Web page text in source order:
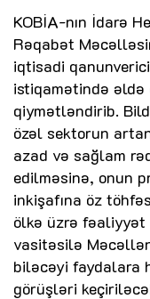
KOBİA-nın İdarə
Rəqabət
iqtisadi
istiqamətində
qiymətləndirib.
özəl sektorun
azad və sağlam
edilməsinə, onun
inkişafına öz
ölkə üzrə fəaliyyət
vasitəsilə
biləcəyi faydalara
görüşləri